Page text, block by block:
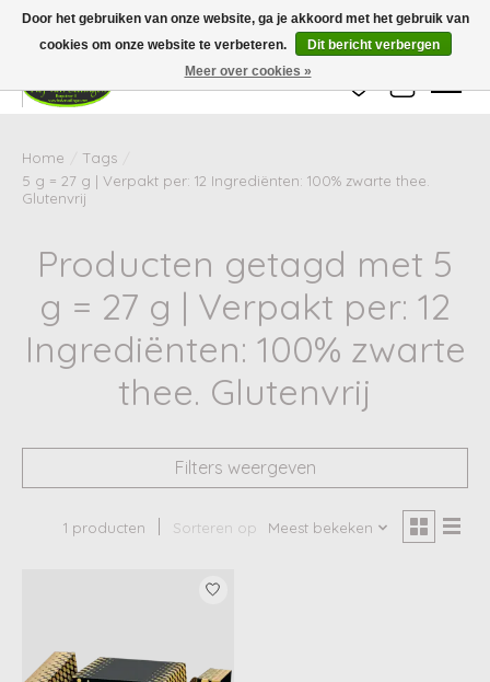
Wij zijn gesloten van 24 december tot en met 25 januari. Houd er rekening mee
dat de levertijd van uw bestelling in deze periode langer kan zijn dan
gebruikelijk.
Verlanglijst
Home Tags
5 g = 27 g | Verpakt per: 12 Ingrediënten: 100% zwarte thee.
Glutenvrij
Producten getagd met 5
g = 27 g | Verpakt per: 12
Ingrediënten: 100% zwarte
thee. Glutenvrij
Filters weergeven
1 producten Sorteren op Meest bekeken
Door het gebruiken van onze website, ga je akkoord met het gebruik van
cookies om onze website te verbeteren.
Dit bericht verbergen
Meer over cookies »